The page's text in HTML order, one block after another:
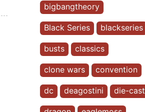
bigbangtheory
Black Series blackseries
busts classics
clone wars convention
dc deagostini die-cast